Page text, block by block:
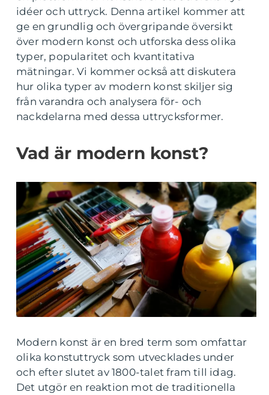
idéer och uttryck. Denna artikel kommer att
ge en grundlig och övergripande översikt
över modern konst och utforska dess olika
typer, popularitet och kvantitativa
mätningar. Vi kommer också att diskutera
hur olika typer av modern konst skiljer sig
från varandra och analysera för- och
nackdelarna med dessa uttrycksformer.
Vad är modern konst?
Modern konst är en bred term som omfattar
olika konstuttryck som utvecklades under
och efter slutet av 1800-talet fram till idag.
Det utgör en reaktion mot de traditionella